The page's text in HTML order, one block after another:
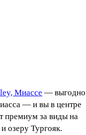
Миассе —
— и вы в центре
премиум за виды на
озеру Тургояк.